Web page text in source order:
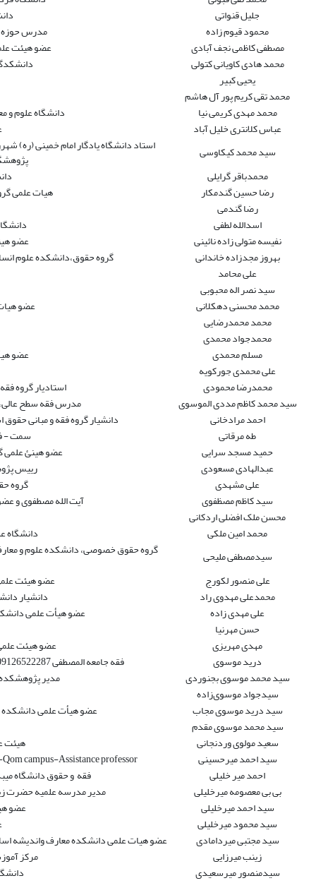
جلیل قنواتی
محمود قیوم زاده
مدرس حوزه
مصطفی کاظمی نجف آبادی
عضو هیئت
محمد هادی کاویانی کتولی
یحیی کبیر
محمد تقی کریم پور آل هاشم
محمد مهدی کریمی نیا
دانشگاه علوم
عباس کلانتری خلیل آباد
سید محمد کیکاوسی
استاد دانشگاه یادگار امام خمینی (ره)
محمدباقر گرایلی
رضا حسین گندمکار
هیات علمی
رضا گندمی
اسدالله لطفی
نفیسه متولی زاده نائینی
عضو
بهروز مجدزاده خاندانی
گروه حقوق،دانشکده علوم
علی محامد
سید نصر اله محبوبی
محمد محسنی دهکلانی
عضو
محمد محمدرضایى
محمدجواد محمدی
مسلم محمدی
عضو
علی محمدی جورکویه
محمدرضا محمودی
استادیار گروه
سید محمد کاظم مددی الموسوی
مدرس فقه سطح عالی،
احمد مرادخانی
دانشیار گروه فقه و مبانی حقوق
طه مرقاتی
سمت - فقه
حمید مسجد سرایی
عضو هینئ علمی
عبدالهادی مسعودی
رییس
علی مشهدی
گروه
سید کاظم مصظفوی
آیت الله مصطفوی و
محسن ملک افضلی اردکانی
محمد امین ملکی
دانشگاه
سیدمصطفی ملیحی
گروه حقوق خصوصی، دانشکده علوم و
علی منصور لکورج
عضو هیئت
محمدعلی مهدوی راد
دانشیار
علی مهدی زاده
عضو هیأت علمی
حسن مهرنیا
مهدی مهریزی
عضو هیئت
درید موسوی
فقه جامعه المصطفی 09126522287- سید درید موسوی مجاب. تلفن: 09338924204
سید محمد موسوی بجنوردی
مدیر پژوهشکده
سیدجواد موسوی‌زاده
سید درید موسوی مجاب
عضو هیأت علمی دانشکده
سید محمد موسوی مقدم
سعید مولوی وردنجانی
هیئت
سید احمد میرحسینی
campus-Assistance professor
احمد میر خلیلی
فقه و حقوق دانشگاه میبد .موبایل:
بی بی معصومه میرخلیلی
مدیر مدرسه علمیه حضرت
سید احمد میرخلیلی
عضو
سید محمود میرخلیلی
سید مجتبی میردامادی
عضو هیات علمی دانشکده معارف واندیشه
زینب میرزایی
مرکز
سیدمنصور میرسعیدی